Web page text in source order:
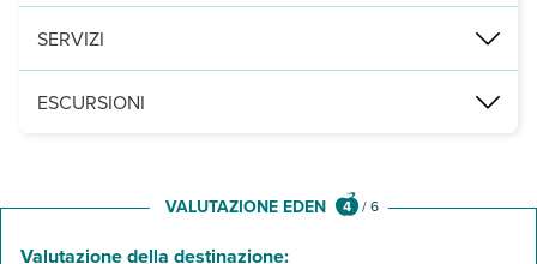
Colazione a buffet. Ristorante di cucina tipica lampedusiana
SERVIZI
Libero utilizzo dell’area relax, servizio bar, trasferimenti in
ESCURSIONI
- Escursione notturna in barca dell'isola di Lampedusa
VALUTAZIONE EDEN 4 /6
Valutazione della destinazione: